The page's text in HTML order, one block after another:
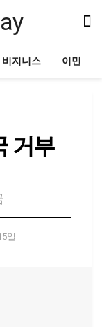
비지니스 이민
거부
일